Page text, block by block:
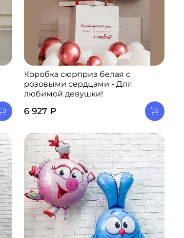
Коробка сюрприз белая с
розовыми сердцами - Для
любимой девушки!
6 927 ₽